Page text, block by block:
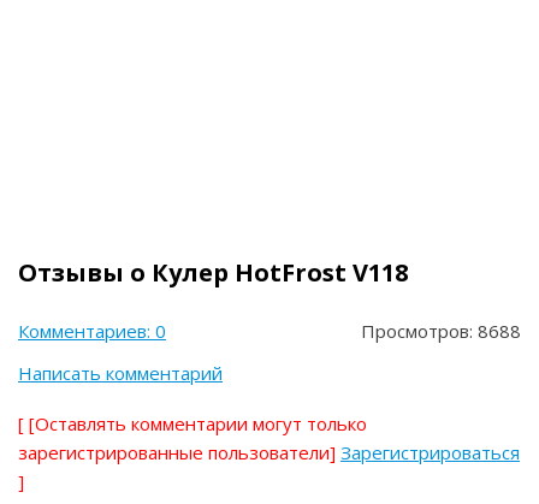
Отзывы о Кулер HotFrost V118
Комментариев: 0
Просмотров: 8688
Написать комментарий
[ [Оставлять комментарии могут только
зарегистрированные пользователи] Зарегистрироваться
]